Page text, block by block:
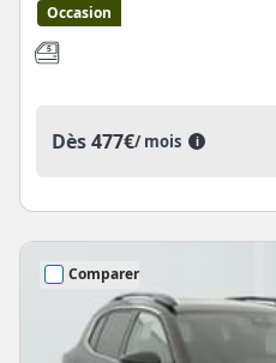
Occasion
Dès477€/ mois i
Comparer